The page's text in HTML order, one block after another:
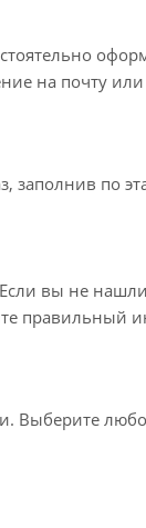
на почту
заполнив по
вы не
правильный
Выберите